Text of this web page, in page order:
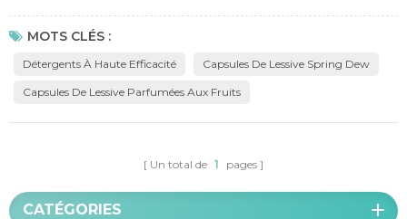
performance et respect de l'environnement. Guangdong Youkai Technical
Co., Ltd. se positionne au carrefour de ces exigences et s'est donné pour
mission de devenir un modèle en matière d'écologie et de développement
MOTS CLÉS :
Détergents À Haute Efficacité Capsules De Lessive Spring Dew
Capsules De Lessive Parfumées Aux Fruits
Un total de 1 pages
CATÉGORIES